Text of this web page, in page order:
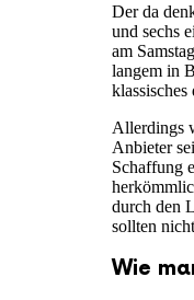
Der da
und sechs
am
langem in
Allerdings
Anbieter
Schaffung
durch den
sollten
Wie